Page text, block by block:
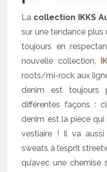
La collection IKKS
sur une tendance plus
toujours en
nouvelle collection,
roots/mi-rock aux
denim est toujours
différentes façons :
denim est la pièce qui
vestiaire ! Il va
sweats à l’esprit
qu’avec une chemise